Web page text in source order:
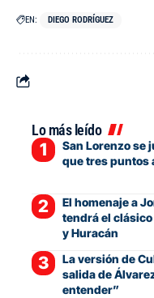
EN: DIEGO RODRÍGUEZ
Lo más leído
San Lorenzo se
que tres puntos
El homenaje a
tendrá el
y Huracán
La versión de
salida de
entender”